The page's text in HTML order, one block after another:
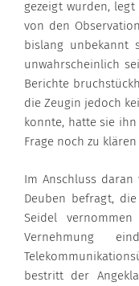
gezeigt wurden, legt
von den
bislang unbekannt
unwahrscheinlich
Berichte
die Zeugin jedoch
konnte, hatte sie
Frage noch zu klären
Im Anschluss
Deuben befragt,
Seidel
Vernehmung
bestritt der